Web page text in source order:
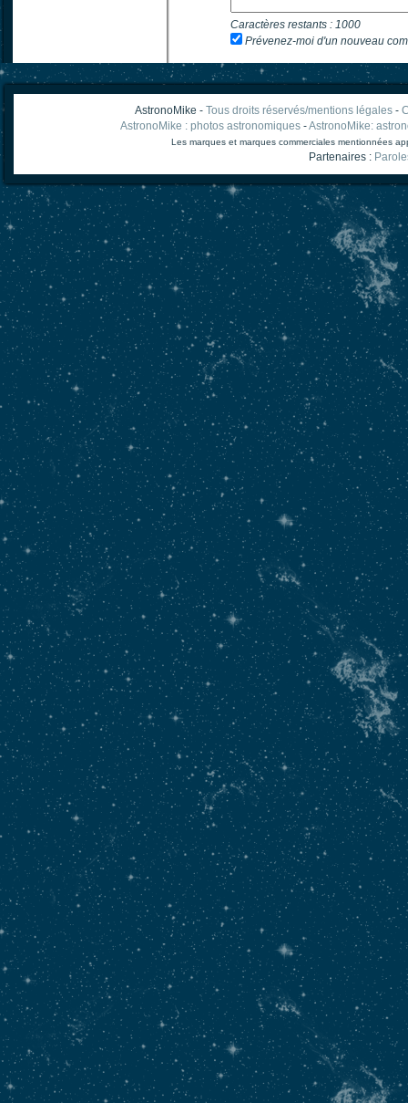
Caractères restants : 1000
Prévenez-moi d'un nouveau
AstronoMike - Tous droits réservés/mentions légales-
AstronoMike : photos astronomiques -AstronoMike:
Les marques et marques commerciales mentionnées
Partenaires :